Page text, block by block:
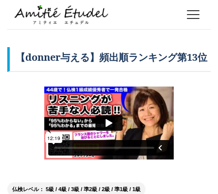
【donner与える】頻出順ランキング第13位
仏検レベル： 5級 / 4級 / 3級 / 準2級 / 2級 / 準1級 / 1級